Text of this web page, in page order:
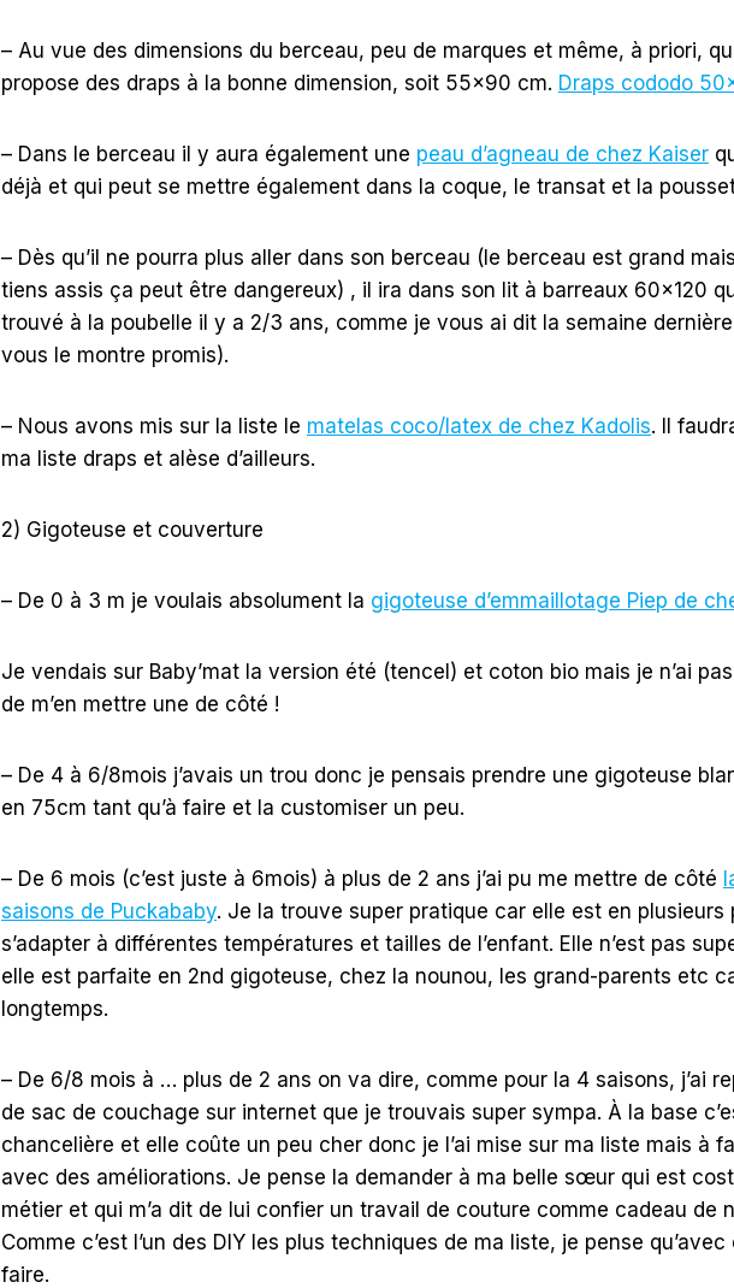
– Au vue des dimensions du berceau, peu de marques et même, à priori,
propose des draps à la bonne dimension, soit 55×90 cm. Draps cododo
– Dans le berceau il y aura également une peau d’agneau de chez Kaiser
déjà et qui peut se mettre également dans la coque, le transat et la
– Dès qu’il ne pourra plus aller dans son berceau (le berceau est grand
tiens assis ça peut être dangereux) , il ira dans son lit à barreaux 60×120
trouvé à la poubelle il y a 2/3 ans, comme je vous ai dit la semaine
vous le montre promis).
– Nous avons mis sur la liste le matelas coco/latex de chez Kadolis. Il
ma liste draps et alèse d’ailleurs.
2) Gigoteuse et couverture
– De 0 à 3 m je voulais absolument la gigoteuse d’emmaillotage Piep de
Je vendais sur Baby’mat la version été (tencel) et coton bio mais je n’ai
de m’en mettre une de côté !
– De 4 à 6/8mois j’avais un trou donc je pensais prendre une gigoteuse
en 75cm tant qu’à faire et la customiser un peu.
– De 6 mois (c’est juste à 6mois) à plus de 2 ans j’ai pu me mettre de côté
saisons de Puckababy. Je la trouve super pratique car elle est en plusieurs
s’adapter à différentes températures et tailles de l’enfant. Elle n’est pas
elle est parfaite en 2nd gigoteuse, chez la nounou, les grand-parents etc
longtemps.
– De 6/8 mois à … plus de 2 ans on va dire, comme pour la 4 saisons, j’ai
de sac de couchage sur internet que je trouvais super sympa. À la base
chancelière et elle coûte un peu cher donc je l’ai mise sur ma liste mais à
avec des améliorations. Je pense la demander à ma belle sœur qui est
métier et qui m’a dit de lui confier un travail de couture comme cadeau de
Comme c’est l’un des DIY les plus techniques de ma liste, je pense
faire.